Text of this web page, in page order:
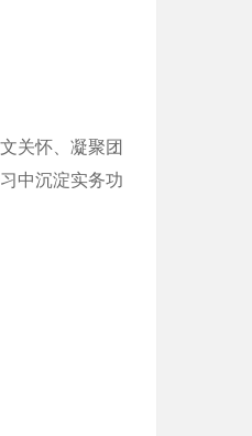
关怀、凝聚团
中沉淀实务功